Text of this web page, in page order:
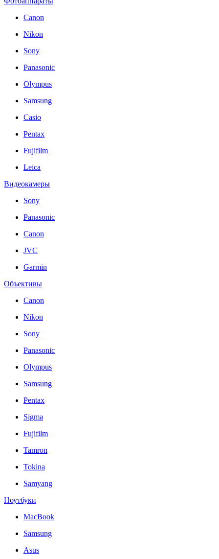
Canon
Nikon
Sony
Panasonic
Olympus
Samsung
Casio
Pentax
Fujifilm
Leica
Видеокамеры
Sony
Panasonic
Canon
JVC
Garmin
Объективы
Canon
Nikon
Sony
Panasonic
Olympus
Samsung
Pentax
Sigma
Fujifilm
Tamron
Tokina
Samyang
Ноутбуки
MacBook
Samsung
Asus